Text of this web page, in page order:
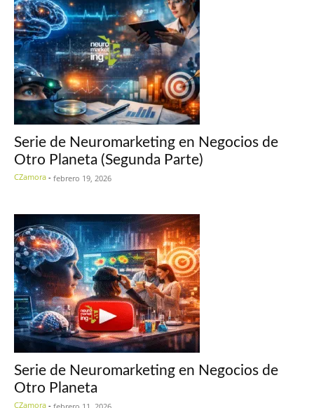
Serie de Neuromarketing en Negocios de
Otro Planeta (Segunda Parte)
CZamora - febrero 19, 2026
Serie de Neuromarketing en Negocios de
Otro Planeta
CZamora -